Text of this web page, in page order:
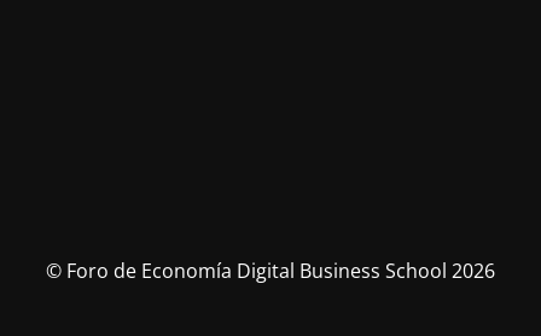
© Foro de Economía Digital Business School 2026